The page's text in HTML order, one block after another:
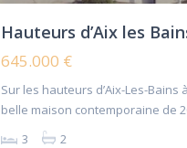
Hauteurs d’Aix les
645.000 €
Sur les hauteurs d’Aix-Les-Bains
belle maison contemporaine de
3 2